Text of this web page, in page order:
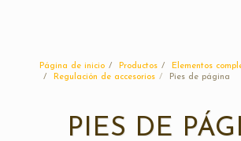
Página de inicio Productos
Elementos
Regulación de accesorios
Pies de página
PIES DE